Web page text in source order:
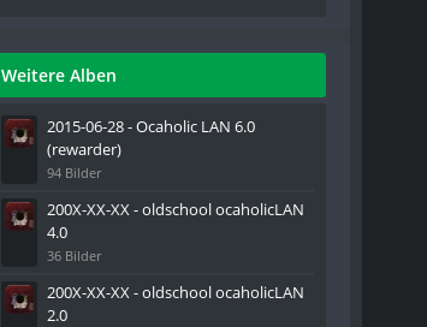
Weitere Alben
2015-06-28 - Ocaholic LAN 6.0
(rewarder)
94 Bilder
200X-XX-XX - oldschool ocaholicLAN
4.0
36 Bilder
200X-XX-XX - oldschool ocaholicLAN
2.0